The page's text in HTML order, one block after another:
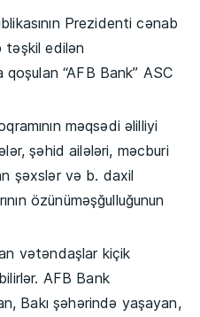
Prezidenti cənab
təşkil edilən
qoşulan “AFB Bank” ASC
məqsədi əlilliyi
şəhid ailələri, məcburi
şəxslər və b. daxil
özünüməşğulluğunun
kiçik
AFB Bank
Bakı şəhərində yaşayan,